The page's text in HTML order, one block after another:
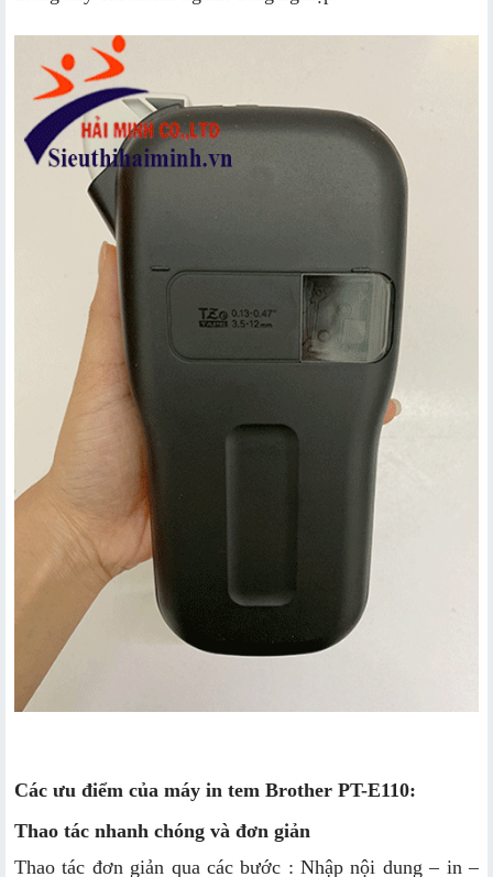
Các ưu điểm của máy in tem Brother PT-E110:
Thao tác nhanh chóng và đơn giản
Thao tác đơn giản qua các bước : Nhập nội dung – in –